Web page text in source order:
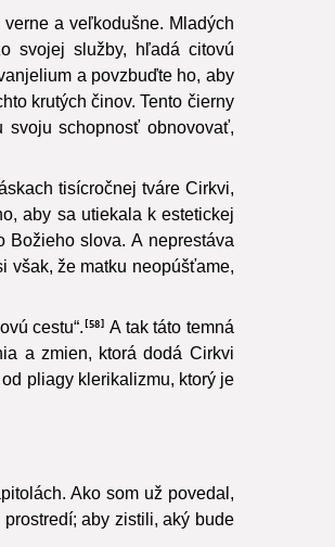
a veľkodušne. Mladých
svojej služby, hľadá citovú
a povzbuďte ho, aby
krutých činov. Tento čierny
schopnosť obnovovať,
tisícročnej tváre Cirkvi,
aby sa utiekala k estetickej
slova. A neprestáva
však, že matku neopúšťame,
cestu“.
A tak táto temná
a zmien, ktorá dodá Cirkvi
pliagy klerikalizmu, ktorý je
Ako som už povedal,
aby zistili, aký bude